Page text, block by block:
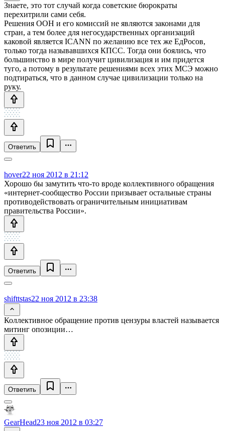
Знаете, это тот случай когда советские бюрократы
перехитрили сами себя.
Решения ООН и его комиссий не являются законами для
стран, а тем более для негосударственных организаций
каковой является ICANN по желанию все тех же ЕдРосов,
только тогда называвшихся КПСС. Тогда они боялись, что
большинство в мире получит цивилизация и им придется
туго, а потому в результате решениями всех этих МСЭ можно
подтираться, что в данном случае цивилизации только на
руку.
Ответить
hover22 ноя 2012 в 21:12
Хорошо бы замутить что-то вроде коллективного обращения
«интернет-сообщество России призывает остальные страны
противодействовать ограничительным инициативам
правительства России».
Ответить
shifttstas22 ноя 2012 в 23:38
Коллективное обращение против цензуры властей называется
митинг опозиции…
Ответить
GearHead23 ноя 2012 в 03:27